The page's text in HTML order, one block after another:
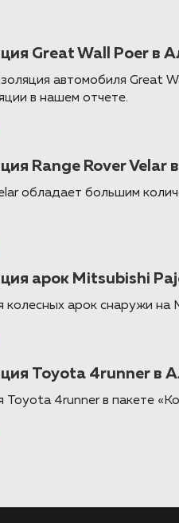
Great Wall Poer в
автомобиля Great
в нашем отчете.
Range Rover Velar
обладает большим
арок Mitsubishi
колесных арок снаружи на
Toyota 4runner в
Toyota 4runner в пакете